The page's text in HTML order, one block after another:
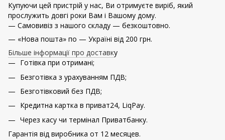
Купуючи цей пристрій у нас, Ви отримуєте виріб, який
прослужить довгі роки Вам і Вашому дому.
— Самовивіз з нашого складу — безкоштовно.
— «Нова пошта» по — Україні від 200 грн.
Більше інформації про доставку
Готівка при отримані;
Безготівка з урахуванням ПДВ;
Безготівковий без ПДВ;
Кредитна картка в приват24, LiqPay.
Через касу чи термінал Приватбанку.
Гарантія від виробника от 12 месяцев.